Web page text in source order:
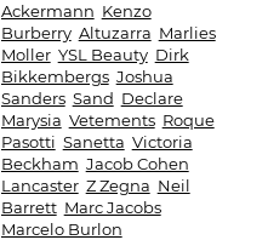
Ackermann Kenzo
Burberry Altuzarra Marlies
Moller YSL Beauty Dirk
Bikkembergs Joshua
Sanders Sand Declare
Marysia Vetements Roque
Pasotti Sanetta Victoria
Beckham Jacob Cohen
Lancaster Z Zegna Neil
Barrett Marc Jacobs
Marcelo Burlon